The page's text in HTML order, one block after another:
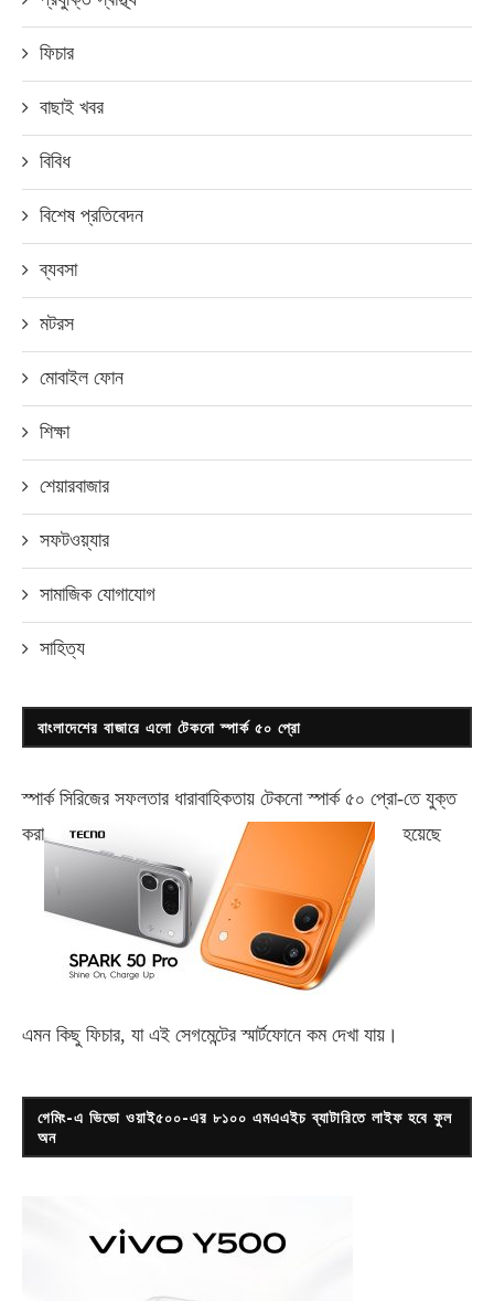
ফিচার
বাছাই খবর
বিবিধ
বিশেষ প্রতিবেদন
ব্যবসা
মটরস
মোবাইল ফোন
শিক্ষা
শেয়ারবাজার
সফটওয়্যার
সামাজিক যোগাযোগ
সাহিত্য
বাংলাদেশের বাজারে এলো টেকনো স্পার্ক ৫০ প্রো
স্পার্ক সিরিজের সফলতার ধারাবাহিকতায় টেকনোস্পার্ক ৫০ প্রো-তে যুক্ত
করা
হয়েছে
এমন কিছু ফিচার, যা এই সেগমেন্টের স্মার্টফোনে কম দেখা যায়।
গেমিং-এ ভিভো ওয়াই৫০০-এর ৮১০০ এমএএইচ ব্যাটারিতে লাইফ হবে ফুল
অন